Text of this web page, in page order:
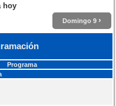
hoy
Domingo 9 ›
Programa